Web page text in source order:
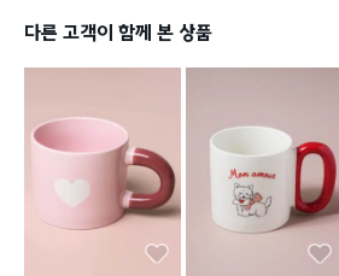
다른 고객이 함께 본 상품